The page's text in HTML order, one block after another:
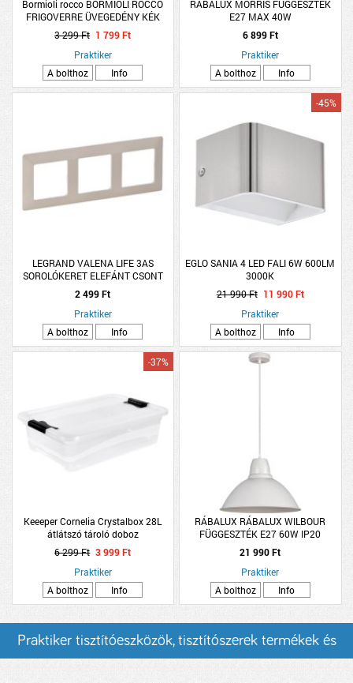
Bormioli rocco BORMIOLI ROCCO
FRIGOVERRE ÜVEGEDÉNY KÉK
FEDŐVEL 19X19CM
3 299 Ft 1 799 Ft
Praktiker
A bolthoz
Info
RÁBALUX MORRIS FÜGGESZTÉK
E27 MAX 40W
6 899 Ft
Praktiker
A bolthoz
Info
LEGRAND VALENA LIFE 3AS
SOROLÓKERET ELEFÁNT CSONT
2 499 Ft
Praktiker
A bolthoz
Info
EGLO SANIA 4 LED FALI 6W 600LM
3000K
-45%
21 990 Ft 11 990 Ft
Praktiker
A bolthoz
Info
Keeeper Cornelia Crystalbox 28L
átlátszó tároló doboz
-37%
6 299 Ft 3 999 Ft
Praktiker
A bolthoz
Info
RÁBALUX RÁBALUX WILBOUR
FÜGGESZTÉK E27 60W IP20
36X120CM FEHÉR
21 990 Ft
Praktiker
A bolthoz
Info
Praktiker tisztítóeszközök, tisztítószerek termékek és